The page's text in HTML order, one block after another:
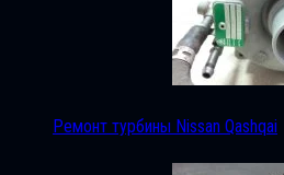
Ремонт турбины Nissan Qashqai